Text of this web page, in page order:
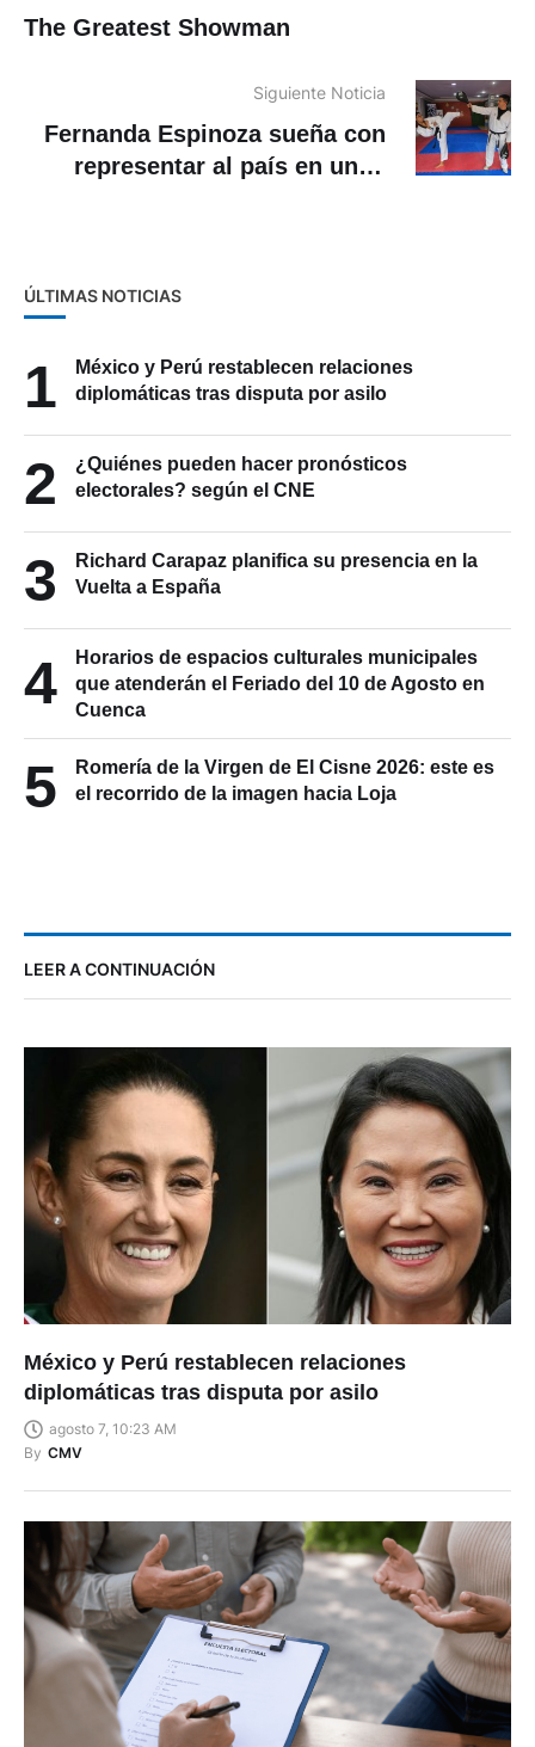
The Greatest Showman
Siguiente Noticia
Fernanda Espinoza sueña con
representar al país en unos
ÚLTIMAS NOTICIAS
1
México y Perú restablecen relaciones
diplomáticas tras disputa por asilo
2
¿Quiénes pueden hacer pronósticos
electorales? según el CNE
3
Richard Carapaz planifica su presencia en la
Vuelta a España
4
Horarios de espacios culturales municipales
que atenderán el Feriado del 10 de Agosto en
Cuenca
5
Romería de la Virgen de El Cisne 2026: este es
el recorrido de la imagen hacia Loja
LEER A CONTINUACIÓN
México y Perú restablecen relaciones
diplomáticas tras disputa por asilo
agosto 7, 10:23 AM
By CMV